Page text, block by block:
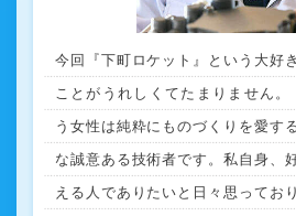
今回『下町ロケット』という大好
ことがうれしくてたまりません
う女性は純粋にものづくりを愛す
な誠意ある技術者です。私自身、
える人でありたいと日々思ってお